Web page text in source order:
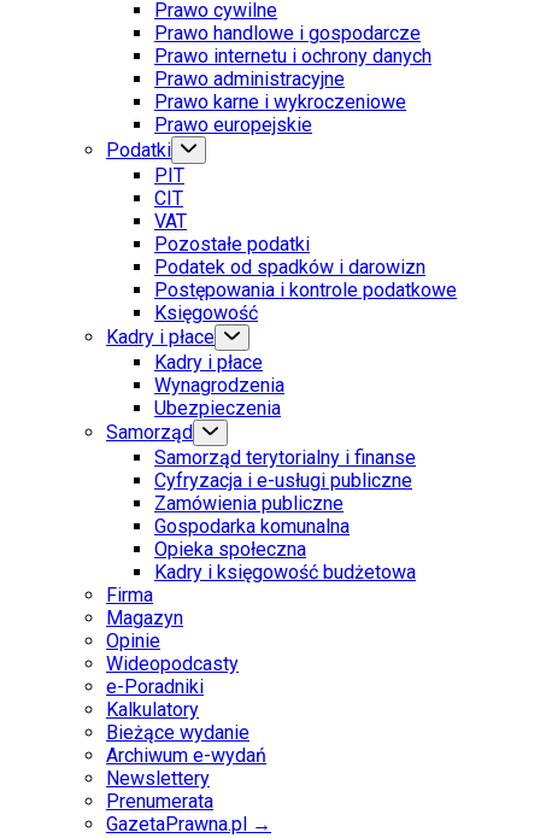
Prawo cywilne
Prawo handlowe i gospodarcze
Prawo internetu i ochrony danych
Prawo administracyjne
Prawo karne i wykroczeniowe
Prawo europejskie
Podatki
PIT
CIT
VAT
Pozostałe podatki
Podatek od spadków i darowizn
Postępowania i kontrole podatkowe
Księgowość
Kadry i płace
Kadry i płace
Wynagrodzenia
Ubezpieczenia
Samorząd
Samorząd terytorialny i finanse
Cyfryzacja i e-usługi publiczne
Zamówienia publiczne
Gospodarka komunalna
Opieka społeczna
Kadry i księgowość budżetowa
Firma
Magazyn
Opinie
Wideopodcasty
e-Poradniki
Kalkulatory
Bieżące wydanie
Archiwum e-wydań
Newslettery
Prenumerata
GazetaPrawna.pl →